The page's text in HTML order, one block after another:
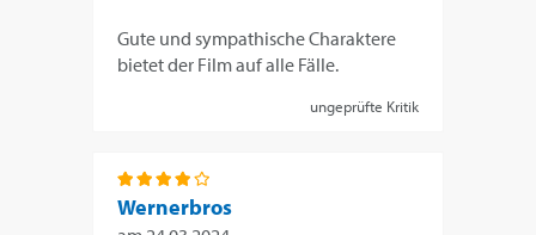
Gute und sympathische Charaktere
bietet der Film auf alle Fälle.
ungeprüfte Kritik
Wernerbros